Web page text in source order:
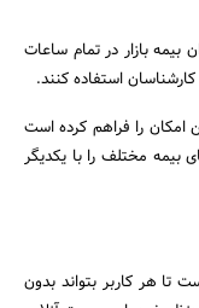
بیمه بازار در تمام ساعات
استفاده کنند.
امکان را فراهم کرده است
مختلف را با یکدیگر
تا هر کاربر بتواند بدون